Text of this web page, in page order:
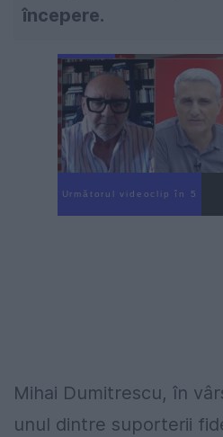
începere.
Următorul videoclip în 4
Mihai Dumitrescu, în
unul dintre suporterii